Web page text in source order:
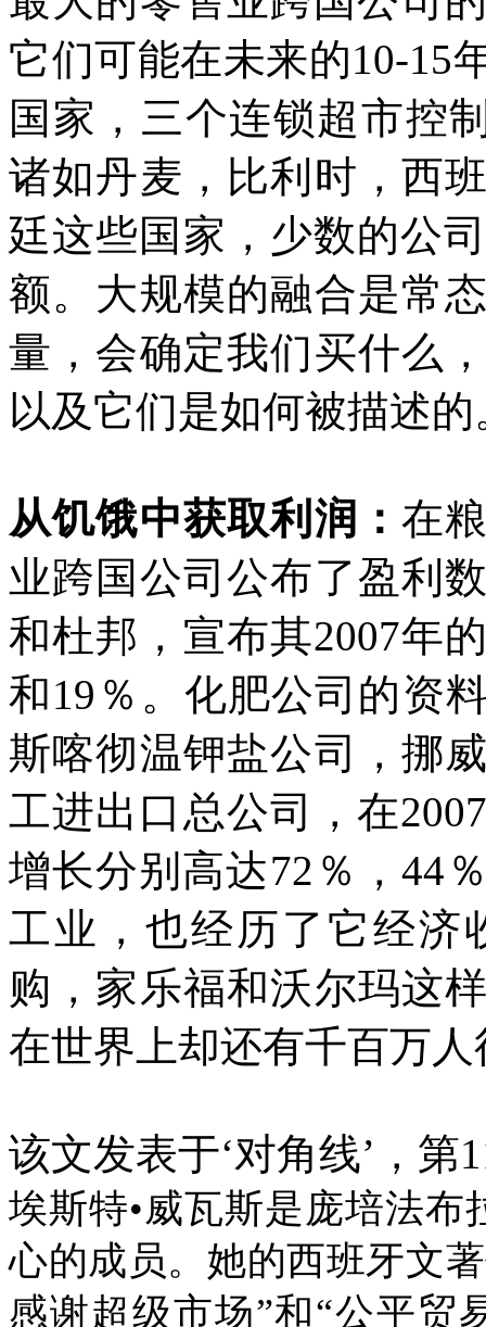
它们可能在未来的10-15
国家，三个连锁超市控
诸如丹麦，比利时，西
廷这些国家，少数的公
额。大规模的融合是常
量，会确定我们买什么
以及它们是如何被描述的
从饥饿中获取利润： 在
业跨国公司公布了盈利
和杜邦，宣布其2007年
和19 ％。化肥公司的资
斯喀彻温钾盐公司，挪
工进出口总公司，在
增长分别高达72 ％， 44
工业，也经历了它经济
购，家乐福和沃尔玛这
在世界上却还有千百万
该文发表于‘对角线’，第
埃斯特•威瓦斯是庞培法布
心的成员。她的西班牙文
感谢超级市场”和“公平贸